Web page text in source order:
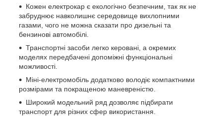
Кожен електрокар є екологічно безпечним, так як не
забруднює навколишнє середовище вихлопними
газами, чого не можна сказати про дизельні та
бензинові автомобілі.
Транспортні засоби легко керовані, а окремих
моделях передбачені допоміжні функціональні
можливості.
Міні-електромобіль додатково володіє компактними
розмірами та покращеною маневреністю.
Широкий модельний ряд дозволяє підбирати
транспорт для різних сфер використання.